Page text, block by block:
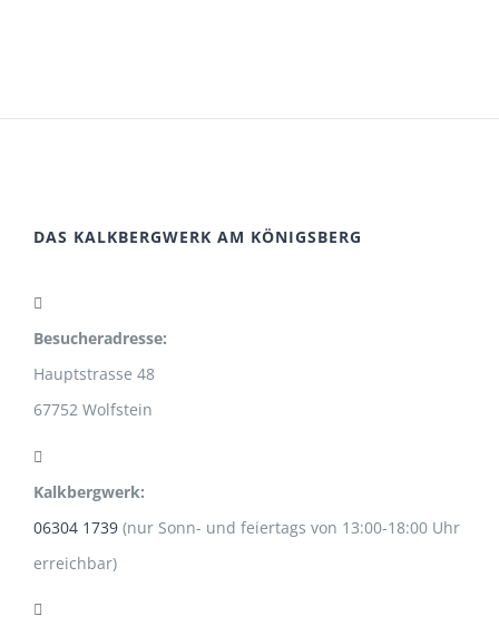
DAS KALKBERGWERK AM KÖNIGSBERG
Besucheradresse:
Hauptstrasse 48
67752 Wolfstein
Kalkbergwerk:
06304 1739 (nur Sonn- und feiertags von 13:00-18:00 Uhr
erreichbar)